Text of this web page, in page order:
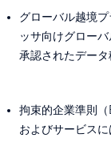
グローバル越境
ッサ向けグロー
承認されたデータ
拘束的企業準則
およびサービス